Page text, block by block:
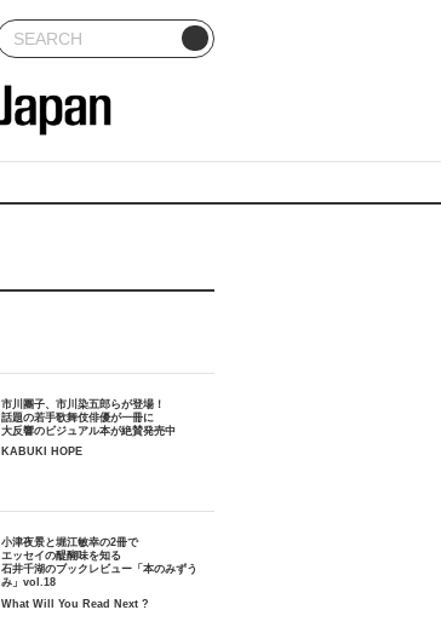
市川團子、市川染五郎らが登場！
話題の若手歌舞伎俳優が一冊に
大反響のビジュアル本が絶賛発売中
KABUKI HOPE
小津夜景と堀江敏幸の2冊で
エッセイの醍醐味を知る
石井千湖のブックレビュー「本のみずう
み」vol.18
What Will You Read Next ?